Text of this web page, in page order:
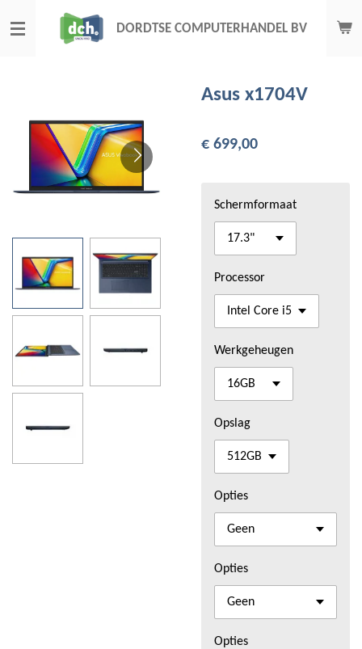
direct
DORDTSE COMPUTERHANDEL BV
Asus x1704V
€ 699,00
Schermformaat
Processor
Werkgeheugen
Opslag
Opties
Opties
Opties